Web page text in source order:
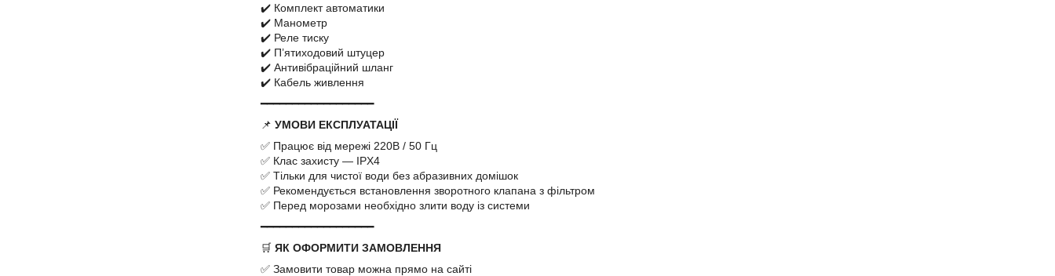
✔️ Комплект автоматики
✔️ Манометр
✔️ Реле тиску
✔️ П’ятиходовий штуцер
✔️ Антивібраційний шланг
✔️ Кабель живлення
━━━━━━━━━━━━━━━━━━
📌 УМОВИ ЕКСПЛУАТАЦІЇ
✅ Працює від мережі 220В / 50 Гц
✅ Клас захисту — IPX4
✅ Тільки для чистої води без абразивних домішок
✅ Рекомендується встановлення зворотного клапана з фільтром
✅ Перед морозами необхідно злити воду із системи
━━━━━━━━━━━━━━━━━━
🛒 ЯК ОФОРМИТИ ЗАМОВЛЕННЯ
✅ Замовити товар можна прямо на сайті